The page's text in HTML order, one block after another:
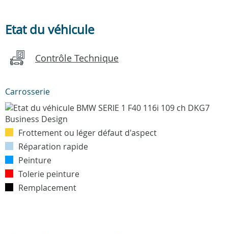
Etat du véhicule
Contrôle Technique
Carrosserie
Frottement ou léger défaut d'aspect
Réparation rapide
Peinture
Tolerie peinture
Remplacement